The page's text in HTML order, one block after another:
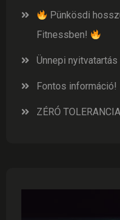
Pünkösdi
Fitnessben!
Ünnepi nyitvatartás
Fontos információ!
ZÉRÓ